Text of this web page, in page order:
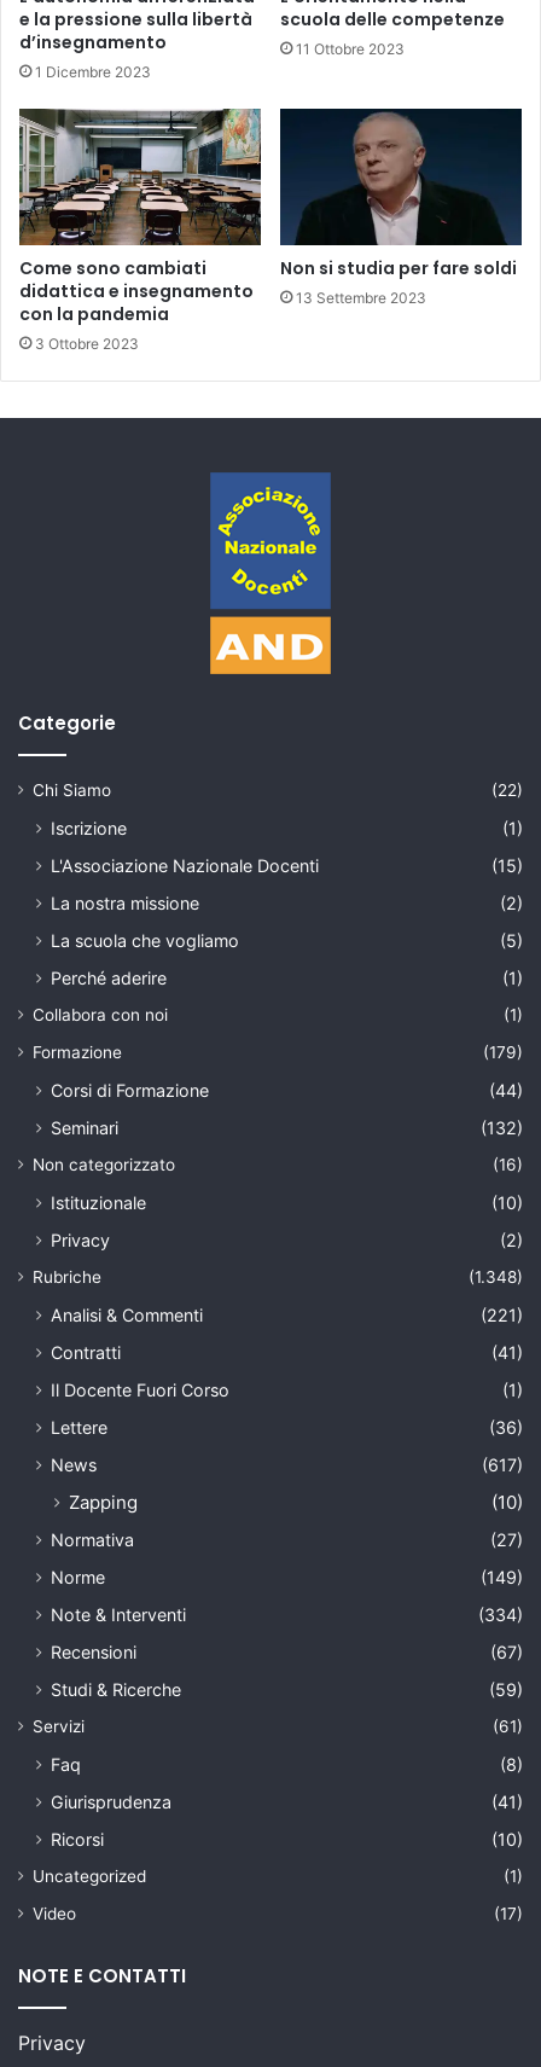
e la pressione sulla libertà
d’insegnamento
1 Dicembre 2023
scuola delle competenze
11 Ottobre 2023
Come sono cambiati
didattica e insegnamento
con la pandemia
3 Ottobre 2023
Non si studia per fare soldi
13 Settembre 2023
Categorie
Chi Siamo (22)
Iscrizione
(1)
L'Associazione Nazionale Docenti
(15)
La nostra missione
(2)
La scuola che vogliamo
(5)
Perché aderire
(1)
Collabora con noi
(1)
Formazione
(179)
Corsi di Formazione
(44)
Seminari
(132)
Non categorizzato (16)
Istituzionale
(10)
Privacy
(2)
Rubriche (1.348)
Analisi & Commenti
(221)
Contratti
(41)
Il Docente Fuori Corso
(1)
Lettere
(36)
News
(617)
Zapping (10)
Normativa
(27)
Norme
(149)
Note & Interventi
(334)
Recensioni
(67)
Studi & Ricerche
(59)
Servizi (61)
Faq
(8)
Giurisprudenza
(41)
Ricorsi
(10)
Uncategorized
(1)
Video
(17)
NOTE E CONTATTI
Privacy